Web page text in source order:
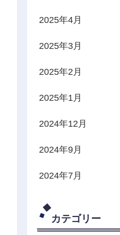
2025年4月
2025年3月
2025年2月
2025年1月
2024年12月
2024年9月
2024年7月
カテゴリー